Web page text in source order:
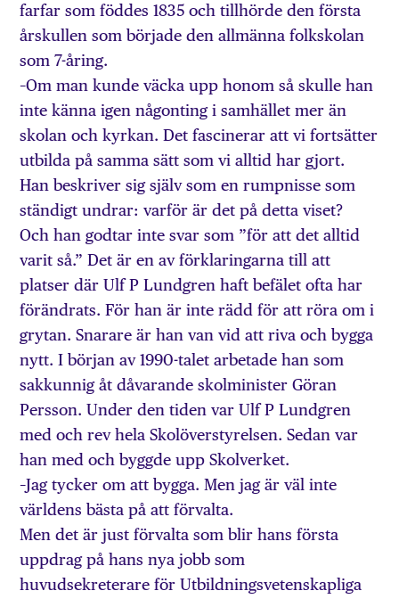
farfar som föddes 1835 och tillhörde den första
årskullen som började den allmänna folkskolan
som 7-åring.
–Om man kunde väcka upp honom så skulle han
inte känna igen någonting i samhället mer än
skolan och kyrkan. Det fascinerar att vi fortsätter
utbilda på samma sätt som vi alltid har gjort.
Han beskriver sig själv som en rumpnisse som
ständigt undrar: varför är det på detta viset?
Och han godtar inte svar som ”för att det alltid
varit så.” Det är en av förklaringarna till att
platser där Ulf P Lundgren haft befälet ofta har
förändrats. För han är inte rädd för att röra om i
grytan. Snarare är han van vid att riva och bygga
nytt. I början av 1990-talet arbetade han som
sakkunnig åt dåvarande skolminister Göran
Persson. Under den tiden var Ulf P Lundgren
med och rev hela Skolöverstyrelsen. Sedan var
han med och byggde upp Skolverket.
–Jag tycker om att bygga. Men jag är väl inte
världens bästa på att förvalta.
Men det är just förvalta som blir hans första
uppdrag på hans nya jobb som
huvudsekreterare för Utbildningsvetenskapliga